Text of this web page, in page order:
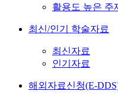
활용도 높은 주
최신/인기 학술자료
최신자료
인기자료
해외자료신청(E-